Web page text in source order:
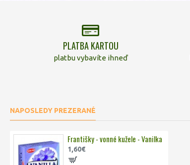
PLATBA KARTOU
platbu vybavíte ihneď
NAPOSLEDY PREZERANÉ
Františky - vonné kužele - Vanilka
1,60€